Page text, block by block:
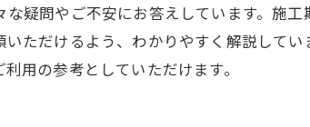
疑問やご不安にお答えしています。施
ただけるよう、わかりやすく解説して
用の参考としていただけます。